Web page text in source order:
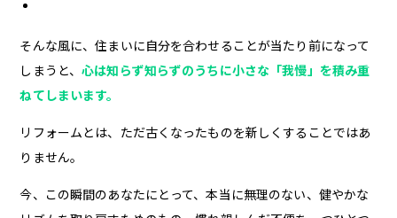
そんな風に、住まいに自分を合わせることが当たり前になって
しまうと、心は知らず知らずのうちに小さな「我慢」を積み重
ねてしまいます。
リフォームとは、ただ古くなったものを新しくすることではあ
りません。
今、この瞬間のあなたにとって、本当に無理のない、健やかな